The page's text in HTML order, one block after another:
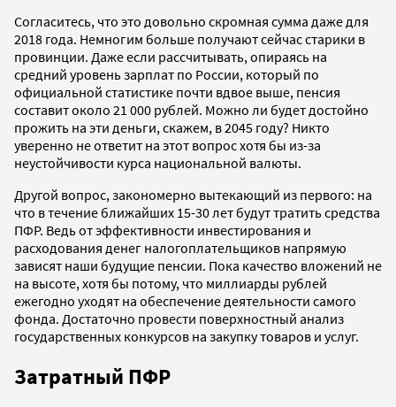
Согласитесь, что это довольно скромная сумма даже для
2018 года. Немногим больше получают сейчас старики в
провинции. Даже если рассчитывать, опираясь на
средний уровень зарплат по России, который по
официальной статистике почти вдвое выше, пенсия
составит около 21 000 рублей. Можно ли будет достойно
прожить на эти деньги, скажем, в 2045 году? Никто
уверенно не ответит на этот вопрос хотя бы из-за
неустойчивости курса национальной валюты.
Другой вопрос, закономерно вытекающий из первого: на
что в течение ближайших 15-30 лет будут тратить средства
ПФР. Ведь от эффективности инвестирования и
расходования денег налогоплательщиков напрямую
зависят наши будущие пенсии. Пока качество вложений не
на высоте, хотя бы потому, что миллиарды рублей
ежегодно уходят на обеспечение деятельности самого
фонда. Достаточно провести поверхностный анализ
государственных конкурсов на закупку товаров и услуг.
Затратный ПФР